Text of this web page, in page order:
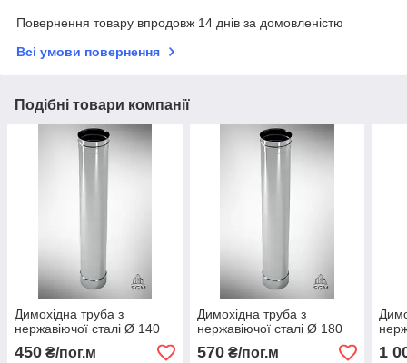
Повернення товару впродовж 14 днів за домовленістю
Всі умови повернення
Подібні товари компанії
Димохідна труба з
нержавіючої сталі Ø 140
450 ₴/пог.м
Димохідна труба з
нержавіючої сталі Ø 180
570₴/пог.м 1